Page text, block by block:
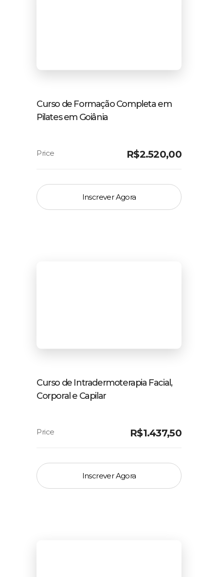
Curso de Formação Completa em
Pilates em Goiânia
R$2.520,00
Inscrever Agora
Curso de Intradermoterapia Facial,
Corporal e Capilar
R$1.437,50
Inscrever Agora